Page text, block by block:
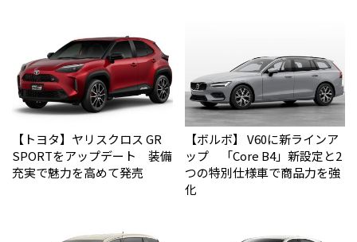
【トヨタ】ヤリスクロス GR
SPORTをアップデート 装備
充実で魅力を高めて発売
【ボルボ】 V60に新ラインア
ップ 「Core B4」新設定と2
つの特別仕様車で商品力を強
化